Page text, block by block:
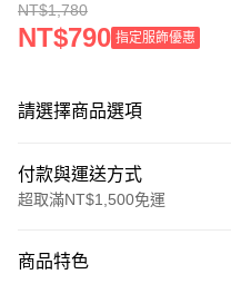
NT$1,780
NT$790 指定服飾優惠
請選擇商品選項
付款與運送方式
超取滿NT$1,500免運
信用卡一次付款
商品特色